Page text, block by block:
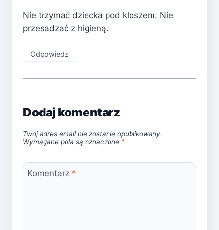
Nie trzymać dziecka pod kloszem. Nie
przesadzać z higieną.
Odpowiedz
Dodaj komentarz
Twój adres email nie zostanie opublikowany.
Wymagane pola są oznaczone *
Komentarz *